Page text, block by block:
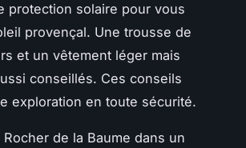
protection solaire pour vous
provençal. Une trousse de
et un vêtement léger mais
conseillés. Ces conseils
exploration en toute sécurité.
de la Baume dans un